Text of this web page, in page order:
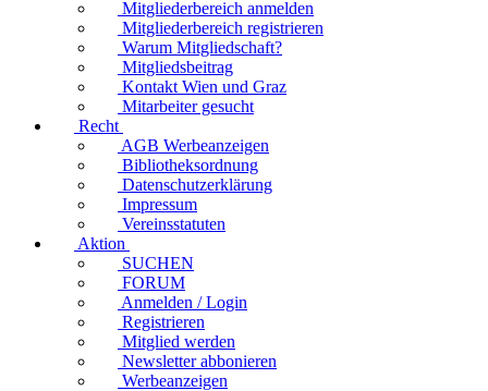
Mitgliederbereich anmelden
Mitgliederbereich registrieren
Warum Mitgliedschaft?
Mitgliedsbeitrag
Kontakt Wien und Graz
Mitarbeiter gesucht
Recht
AGB Werbeanzeigen
Bibliotheksordnung
Datenschutzerklärung
Impressum
Vereinsstatuten
Aktion
SUCHEN
FORUM
Anmelden / Login
Registrieren
Mitglied werden
Newsletter abbonieren
Werbeanzeigen